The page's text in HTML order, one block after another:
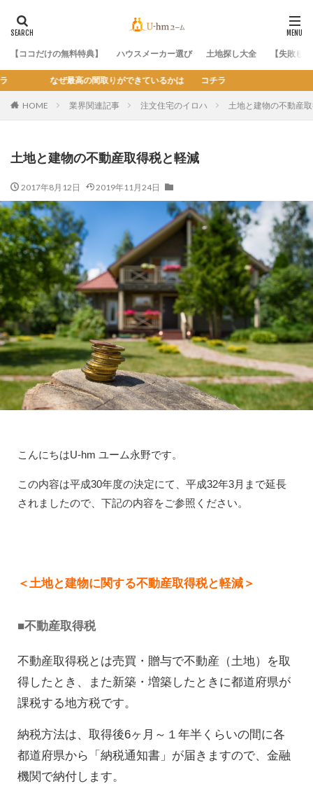
【ココだけの無料特典】 ハウスメーカー選び 土地探し大全 【失敗し
ができているかは コチラ
HOME 業界関連記事 注文住宅のイロハ 土地と建物の不動産
土地と建物の不動産取得税と軽減
2017年8月12日 2019年11月24日
こんにちはU-hm ユーム永野です。
この内容は平成30年度の決定にて、平成32年3月まで延長
されましたので、下記の内容をご参照ください。
＜土地と建物に関する不動産取得税と軽減＞
■不動産取得税
不動産取得税とは売買・贈与で不動産（土地）を取
得したとき、また新築・増築したときに都道府県が
課税する地方税です。
納税方法は、取得後6ヶ月～１年半くらいの間に各
都道府県から「納税通知書」が届きますので、金融
機関で納付します。